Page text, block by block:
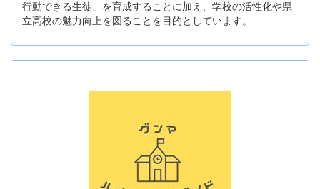
行動できる生徒」を育成することに加え、学校の活性化や県
立高校の魅力向上を図ることを目的としています。